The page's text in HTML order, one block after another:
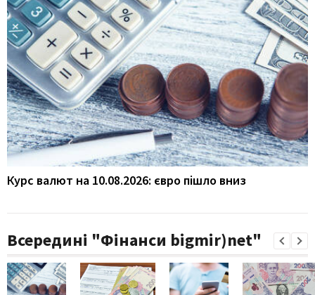
Курс валют на 10.08.2026: євро пішло вниз
Всередині "Фінанси bigmir)net"